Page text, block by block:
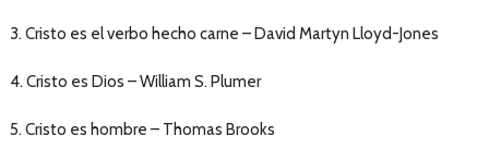
3. Cristo es el verbo hecho carne – David Martyn Lloyd-Jones
4. Cristo es Dios – William S. Plumer
5. Cristo es hombre – Thomas Brooks